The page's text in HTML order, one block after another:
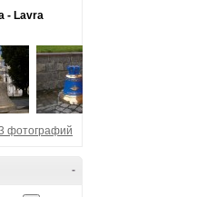
- Lavra
фотографий
-